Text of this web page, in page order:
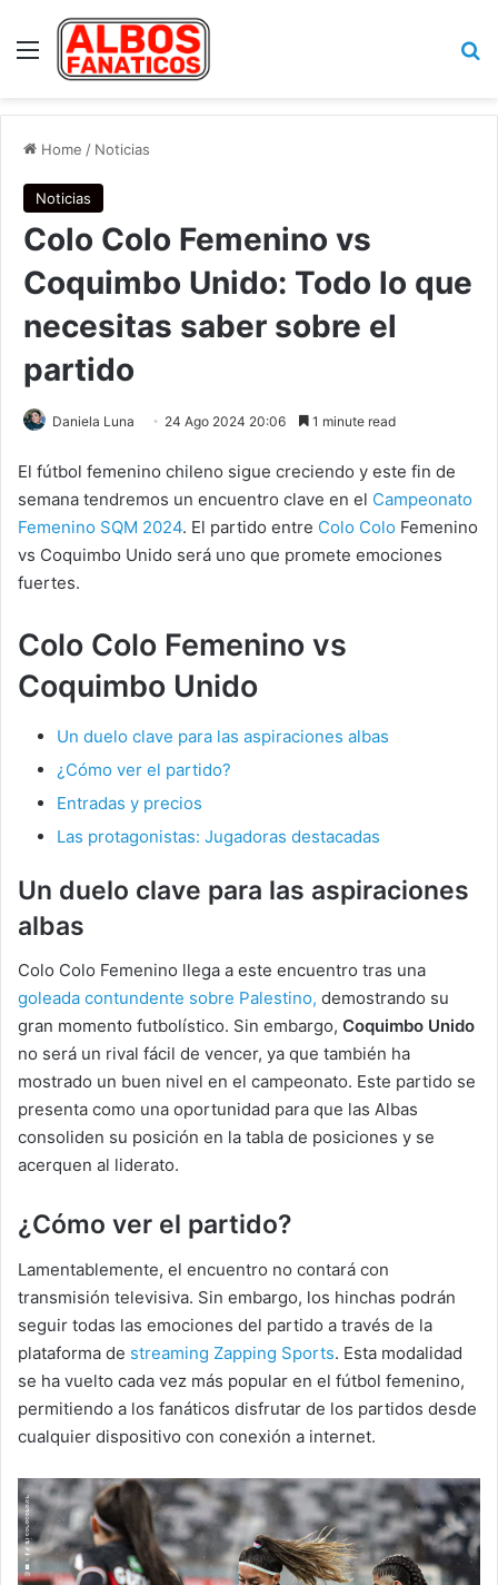
Menu
Home / Noticias
Noticias
Colo Colo Femenino vs
Coquimbo Unido: Todo lo que
necesitas saber sobre el
partido
Daniela Luna 24 Ago 2024 20:06 1 minute read
El fútbol femenino chileno sigue creciendo y este fin de
semana tendremos un encuentro clave en el Campeonato
Femenino SQM 2024. El partido entre Colo Colo Femenino
vs Coquimbo Unido será uno que promete emociones
fuertes.
Colo Colo Femenino vs
Coquimbo Unido
Un duelo clave para las aspiraciones albas
¿Cómo ver el partido?
Entradas y precios
Las protagonistas: Jugadoras destacadas
Un duelo clave para las aspiraciones
albas
Colo Colo Femenino llega a este encuentro tras una
goleada contundente sobre Palestino, demostrando su
gran momento futbolístico. Sin embargo, Coquimbo Unido
no será un rival fácil de vencer, ya que también ha
mostrado un buen nivel en el campeonato. Este partido se
presenta como una oportunidad para que las Albas
consoliden su posición en la tabla de posiciones y se
acerquen al liderato.
¿Cómo ver el partido?
Lamentablemente, el encuentro no contará con
transmisión televisiva. Sin embargo, los hinchas podrán
seguir todas las emociones del partido a través de la
plataforma de streaming Zapping Sports. Esta modalidad
se ha vuelto cada vez más popular en el fútbol femenino,
permitiendo a los fanáticos disfrutar de los partidos desde
cualquier dispositivo con conexión a internet.